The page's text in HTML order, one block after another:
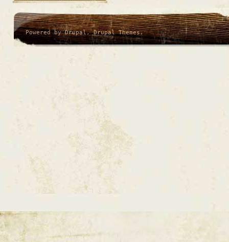
Powered byDrupal,Drupal Themes.